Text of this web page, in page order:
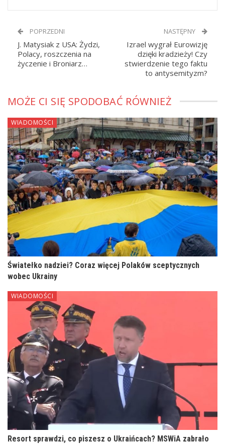
POPRZEDNI
J. Matysiak z USA: Żydzi,
Polacy, roszczenia na
życzenie i Broniarz…
NASTĘPNY
Izrael wygrał Eurowizję
dzięki kradzieży! Czy
stwierdzenie tego faktu
to antysemityzm?
MOŻE CI SIĘ SPODOBAĆ RÓWNIEŻ
WIADOMOŚCI
Światełko nadziei? Coraz więcej Polaków sceptycznych
wobec Ukrainy
WIADOMOŚCI
Resort sprawdzi, co piszesz o Ukraińcach? MSWiA zabrało